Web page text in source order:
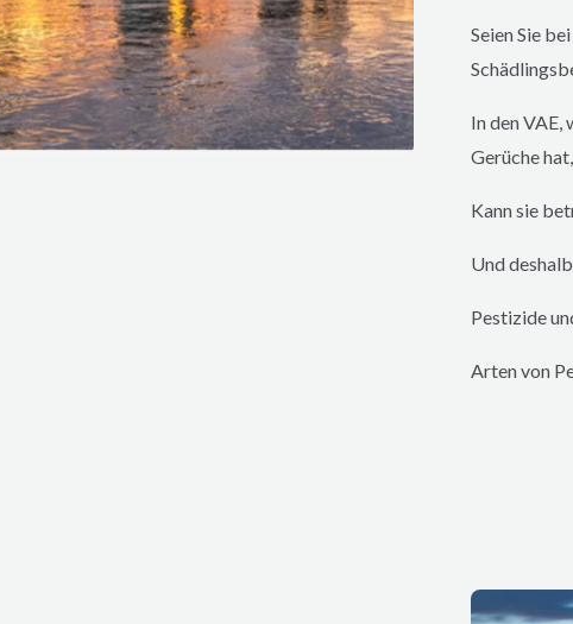
Seien Sie
In den VAE,
Gerüche
Kann sie
Und
Pestizide
Arten von